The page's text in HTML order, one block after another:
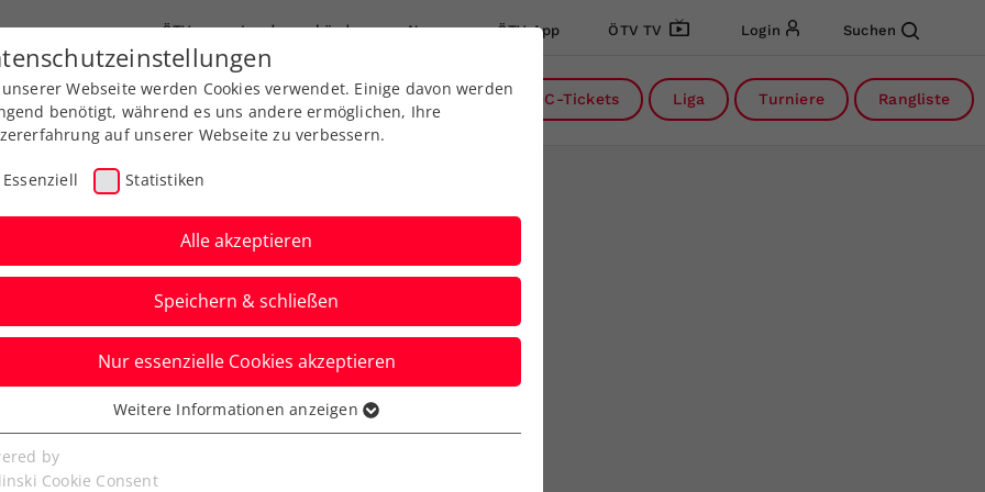
ÖTV Landesverbände News ÖTV App ÖTV TV Login Suchen
Ausbildung Services Über uns DC-Tickets Liga Turniere Rangliste
Schwerpunkt
Webseite werden Cookies verwendet. Einige davon werden
benötigt, während es uns andere ermöglichen, Ihre
auf unserer Webseite zu verbessern.
Essenziell Statistiken
Alle akzeptieren
Speichern & schließen
Nur essenzielle Cookies akzeptieren
Cookies werden für grundlegende Funktionen der
benötigt. Dadurch ist gewährleistet, dass die Webseite
Weitere Informationen anzeigen
by
Cookie Consent